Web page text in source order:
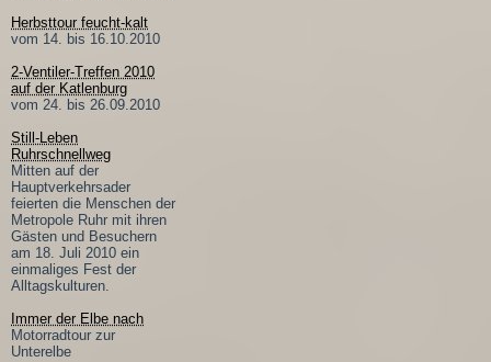
Herbsttour feucht-kalt
vom 14. bis 16.10.2010
2-Ventiler-Treffen 2010
auf der Katlenburg
vom 24. bis 26.09.2010
Still-Leben
Ruhrschnellweg
Mitten auf der
Hauptverkehrsader
feierten die Menschen der
Metropole Ruhr mit ihren
Gästen und Besuchern
am 18. Juli 2010 ein
einmaliges Fest der
Alltagskulturen.
Immer der Elbe nach
Motorradtour zur
Unterelbe